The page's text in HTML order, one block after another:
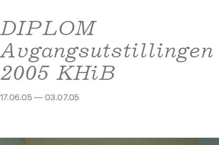
DIPLOM
Avgangsutstillingen
2005 KHiB
17.06.05 — 03.07.05